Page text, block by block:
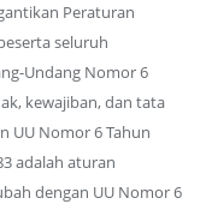
Peraturan
seluruh
Undang Nomor 6
kewajiban, dan tata
UU Nomor 6 Tahun
adalah aturan
dengan UU Nomor 6